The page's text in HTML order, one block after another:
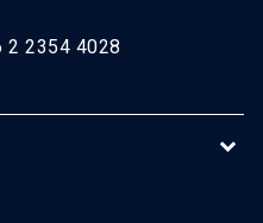
2 2354 4028